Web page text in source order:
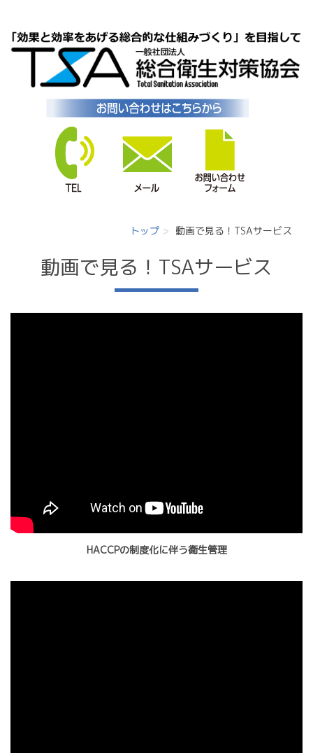
トップ 動画で見る！TSAサービス
動画で見る！TSAサービス
HACCPの制度化に伴う衛生管理